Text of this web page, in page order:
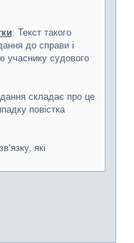
. Текст такого
до справи і
учаснику судового
складає про це
повістка
які